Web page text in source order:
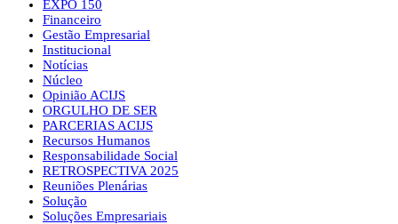
EXPO 150
Financeiro
Gestão Empresarial
Institucional
Notícias
Núcleo
Opinião ACIJS
ORGULHO DE SER
PARCERIAS ACIJS
Recursos Humanos
Responsabilidade Social
RETROSPECTIVA 2025
Reuniões Plenárias
Solução
Soluções Empresariais